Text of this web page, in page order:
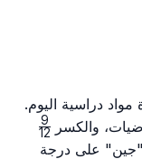
مواد دراسية اليوم.
{12}
12
9
"جين" على درجة